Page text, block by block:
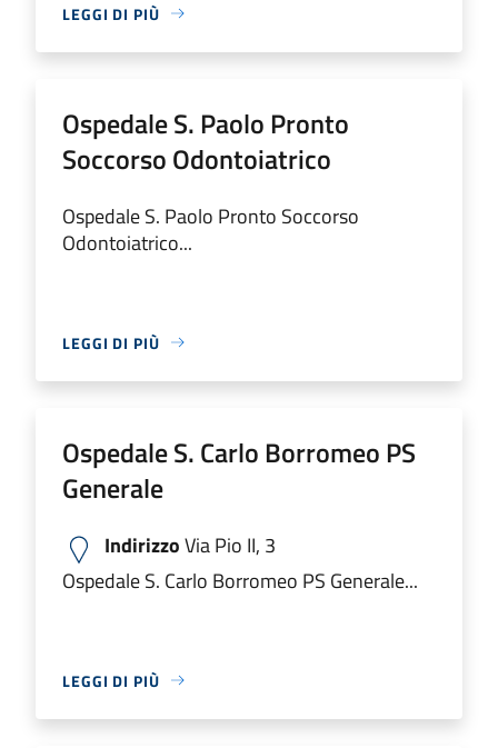
LEGGI DI PIÙ
Ospedale S. Paolo Pronto
Soccorso Odontoiatrico
Ospedale S. Paolo Pronto Soccorso
Odontoiatrico...
LEGGI DI PIÙ
Ospedale S. Carlo Borromeo PS
Generale
IndirizzoVia Pio II, 3
Ospedale S. Carlo Borromeo PS Generale...
LEGGI DI PIÙ